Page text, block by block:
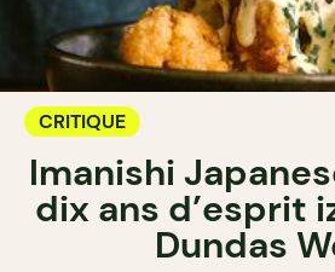
CRITIQUE
Imanishi
dix ans d’esprit
Dundas